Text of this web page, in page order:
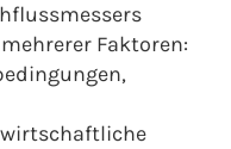
Faktoren: